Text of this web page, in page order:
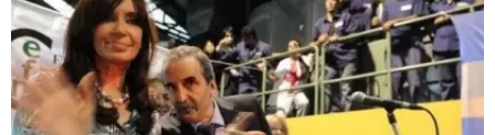
RECETAS
PALABRAS
HORÓSCOPO